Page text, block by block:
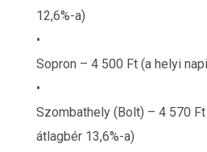
12,6%-a)
•
Sopron – 4 500 Ft (a helyi
•
Szombathely (Bolt) – 4 570
átlagbér 13,6%-a)